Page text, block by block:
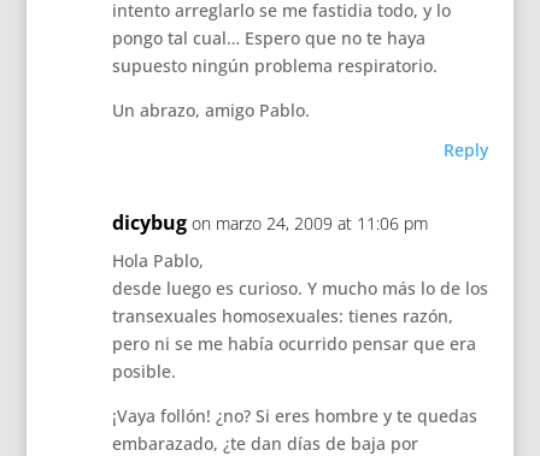
intento arreglarlo se me fastidia todo, y lo
pongo tal cual… Espero que no te haya
supuesto ningún problema respiratorio.
Un abrazo, amigo Pablo.
Reply
dicybug on marzo 24, 2009 at 11:06 pm
Hola Pablo,
desde luego es curioso. Y mucho más lo de los
transexuales homosexuales: tienes razón,
pero ni se me había ocurrido pensar que era
posible.
¡Vaya follón! ¿no? Si eres hombre y te quedas
embarazado, ¿te dan días de baja por